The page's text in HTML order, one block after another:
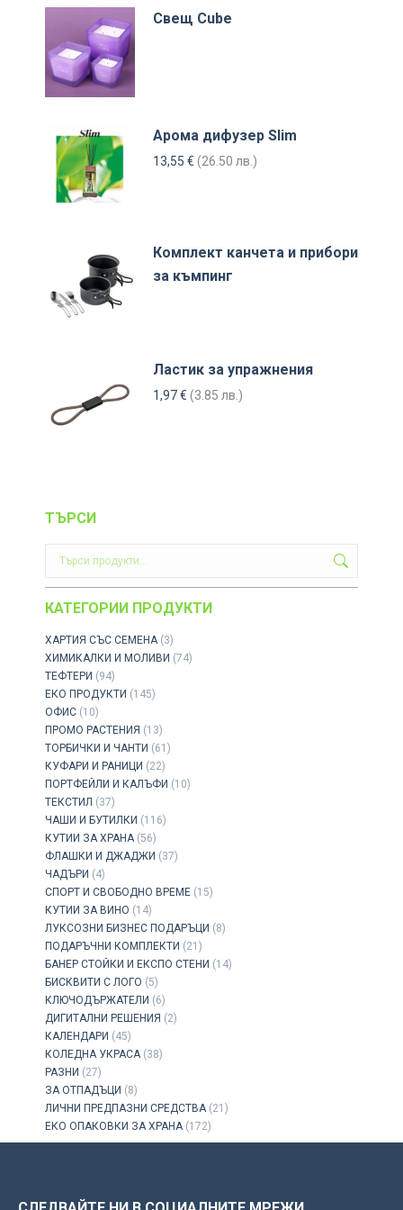
Свещ Cube
Арома дифузер Slim
13,55 € (26.50 лв.)
Комплект канчета и прибори
за къмпинг
Ластик за упражнения
1,97€ (3.85 лв.)
ТЪРСИ
КАТЕГОРИИ ПРОДУКТИ
ХАРТИЯ СЪС СЕМЕНА (3)
ХИМИКАЛКИ И МОЛИВИ (74)
ТЕФТЕРИ (94)
ЕКО ПРОДУКТИ (145)
ОФИС (10)
ПРОМО РАСТЕНИЯ (13)
ТОРБИЧКИ И ЧАНТИ (61)
КУФАРИ И РАНИЦИ (22)
ПОРТФЕЙЛИ И КАЛЪФИ (10)
ТЕКСТИЛ (37)
ЧАШИ И БУТИЛКИ (116)
КУТИИ ЗА ХРАНА (56)
ФЛАШКИ И ДЖАДЖИ (37)
ЧАДЪРИ (4)
СПОРТ И СВОБОДНО ВРЕМЕ (15)
КУТИИ ЗА ВИНО (14)
ЛУКСОЗНИ БИЗНЕС ПОДАРЪЦИ (8)
ПОДАРЪЧНИ КОМПЛЕКТИ (21)
БАНЕР СТОЙКИ И ЕКСПО СТЕНИ (14)
БИСКВИТИ С ЛОГО (5)
КЛЮЧОДЪРЖАТЕЛИ (6)
ДИГИТАЛНИ РЕШЕНИЯ (2)
КАЛЕНДАРИ (45)
КОЛЕДНА УКРАСА (38)
РАЗНИ (27)
ЗА ОТПАДЪЦИ (8)
ЛИЧНИ ПРЕДПАЗНИ СРЕДСТВА (21)
ЕКО ОПАКОВКИ ЗА ХРАНА (172)